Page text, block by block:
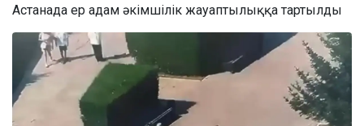
Астанада ер адам әкімшілік жауаптылыққа тартылды